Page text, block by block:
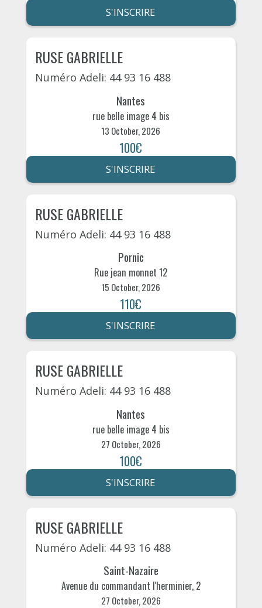
S'INSCRIRE
RUSE GABRIELLE
Numéro Adeli: 44 93 16 488
Nantes
rue belle image 4 bis
13 October, 2026
100€
S'INSCRIRE
RUSE GABRIELLE
Numéro Adeli: 44 93 16 488
Pornic
Rue jean monnet 12
15 October, 2026
110€
S'INSCRIRE
RUSE GABRIELLE
Numéro Adeli: 44 93 16 488
Nantes
rue belle image 4 bis
27 October, 2026
100€
S'INSCRIRE
RUSE GABRIELLE
Numéro Adeli: 44 93 16 488
Saint-Nazaire
Avenue du commandant l'herminier, 2
27 October, 2026